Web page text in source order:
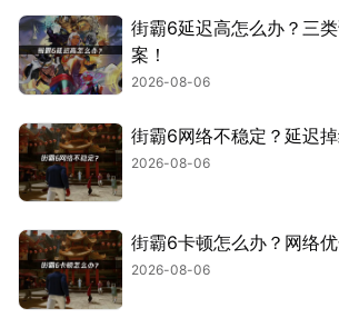
街霸6延迟高怎么办？三
案！
2026-08-06
街霸6网络不稳定？延迟
2026-08-06
街霸6卡顿怎么办？网络优
2026-08-06